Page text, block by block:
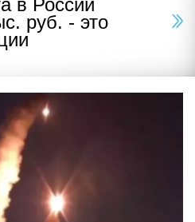
руб. - это